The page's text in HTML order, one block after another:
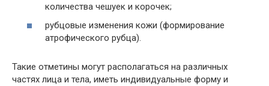
количества чешуек и корочек;
рубцовые изменения кожи (формирование
атрофического рубца).
Такие отметины могут располагаться на различных
частях лица и тела, иметь индивидуальные форму и